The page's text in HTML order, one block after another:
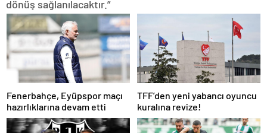
dönüş sağlanılacaktır.”
Fenerbahçe, Eyüpspor maçı
hazırlıklarına devam etti
TFF’den yeni yabancı oyuncu
kuralına revize!